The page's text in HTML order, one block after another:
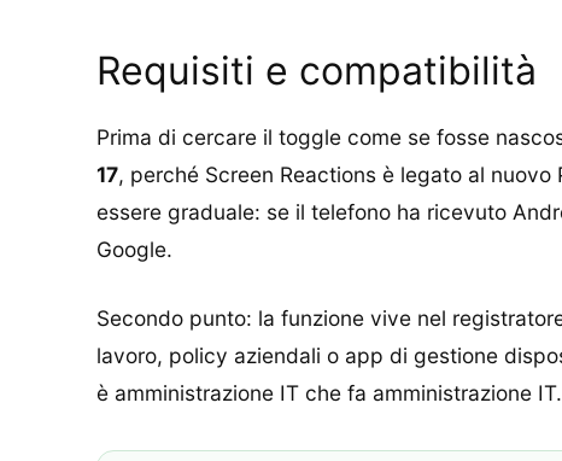
Requisiti e compatibilità
Prima di cercare il toggle come se fosse
17, perché Screen Reactions è legato al
essere graduale: se il telefono ha ricevuto
Google.
Secondo punto: la funzione vive nel
lavoro, policy aziendali o app di gestione
è amministrazione IT che fa amministrazione IT.